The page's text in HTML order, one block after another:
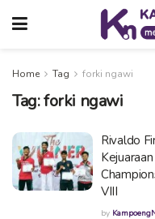
Home Tag forki ngawi
Tag:forki ngawi
Rivaldo
VIII
by